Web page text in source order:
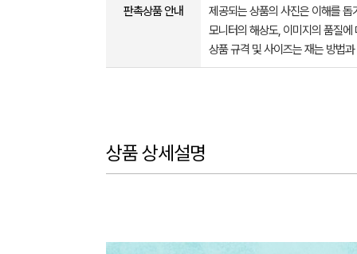
판촉상품 안내
제공되는 상품의 사진은 이해를
모니터의 해상도, 이미지의 품질
상품 규격 및 사이즈는 재는 방법
상품 상세설명